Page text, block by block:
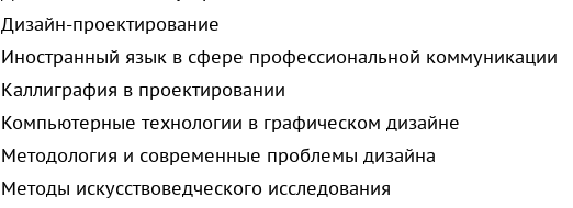
Дизайн-проектирование
Иностранный язык в сфере профессиональной коммуникации
Каллиграфия в проектировании
Компьютерные технологии в графическом дизайне
Методология и современные проблемы дизайна
Методы искусствоведческого исследования